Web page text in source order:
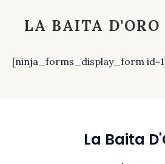
LA BAITA D'ORO
[ninja_forms_display_form
La Baita